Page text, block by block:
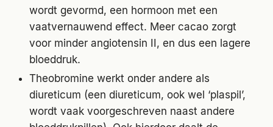
wordt gevormd, een hormoon met een
vaatvernauwend effect. Meer cacao zorgt
voor minder angiotensin II, en dus een lagere
bloeddruk.
Theobromine werkt onder andere als
diureticum (een diureticum, ook wel ‘plaspil’,
wordt vaak voorgeschreven naast andere